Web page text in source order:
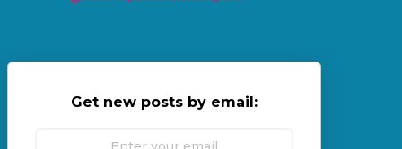
Get new posts by email: